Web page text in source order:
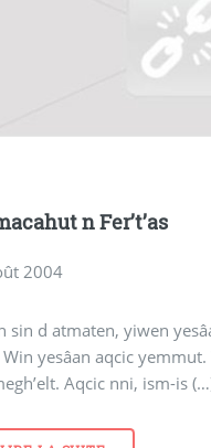
n Fer’t’as
2004
sin d atmaten, yiwen
yesâan aqcic
Aqcic nni, ism-is